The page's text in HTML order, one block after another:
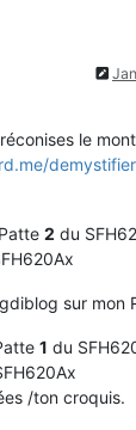
le
2 du
sur mon
1 du
/ton croquis.